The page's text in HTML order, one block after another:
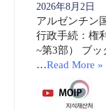
2026年8月2日
アルゼンチン
行政手続：権
~第3部） ブ
…Read More »